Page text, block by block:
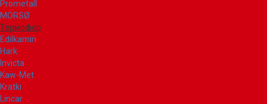
Prometall
MORSØ
Термофор
Edilkamin
Hark
Invicta
Kaw-Met
Kratki
Lincar